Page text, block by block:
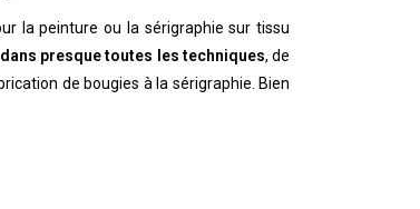
la peinture ou la sérigraphie sur tissu
presque toutes les techniques, de
de bougies à la sérigraphie. Bien